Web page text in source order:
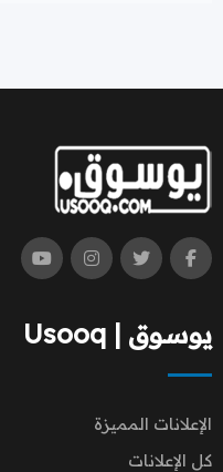
يوسوق | Usooq
الإعلانات المميزة
كل الإعلانات